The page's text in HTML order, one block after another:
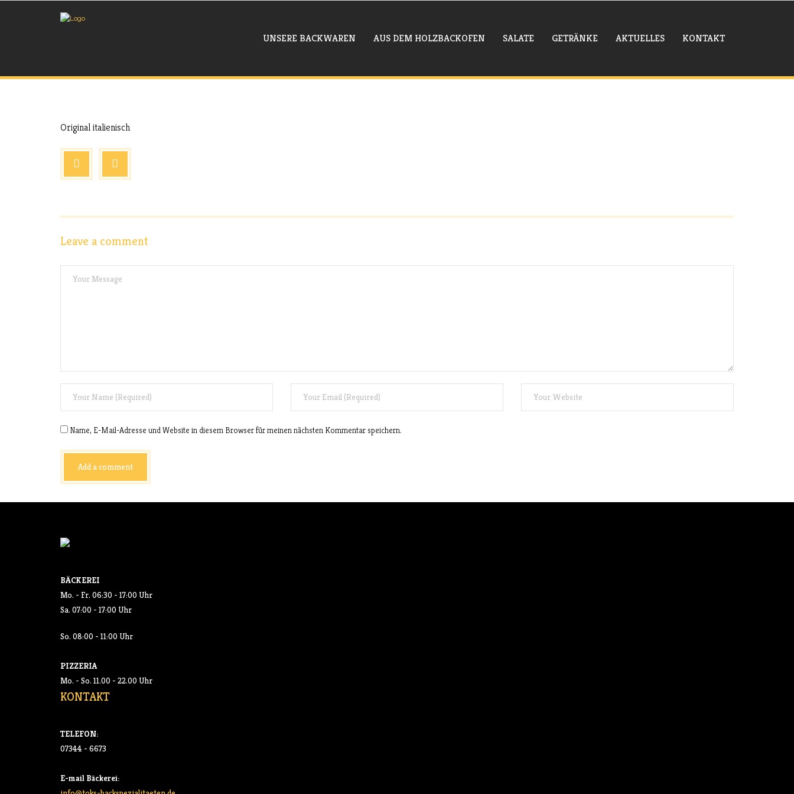
UNSERE BACKWAREN AUS DEM HOLZBACKOFEN SALATE GETRÄNKE AKTUELLES KONTAKT
Original italienisch
Leave a comment
Name, E-Mail-Adresse und Website in diesem Browser für meinen nächsten Kommentar speichern.
BÄCKEREI
Mo. - Fr. 06:30 - 17:00 Uhr
Sa. 07:00 - 17:00 Uhr
So. 08:00 - 11:00 Uhr
PIZZERIA
Mo. - So. 11.00 - 22.00 Uhr
KONTAKT
TELEFON:
07344 - 6673
E-mail Bäckerei: